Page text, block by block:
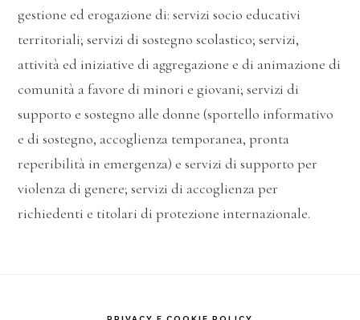
gestione ed erogazione di: servizi socio educativi
territoriali; servizi di sostegno scolastico; servizi,
attività ed iniziative di aggregazione e di animazione di
comunità a favore di minori e giovani; servizi di
supporto e sostegno alle donne (sportello informativo
e di sostegno, accoglienza temporanea, pronta
reperibilità in emergenza) e servizi di supporto per
violenza di genere; servizi di accoglienza per
richiedenti e titolari di protezione internazionale.